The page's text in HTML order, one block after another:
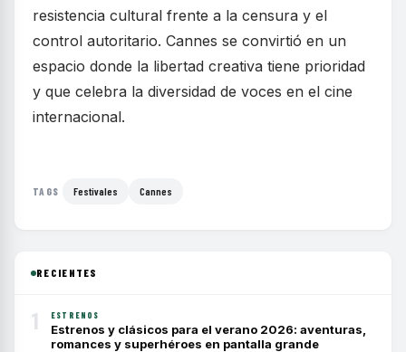
resistencia cultural frente a la censura y el
control autoritario. Cannes se convirtió en un
espacio donde la libertad creativa tiene prioridad
y que celebra la diversidad de voces en el cine
internacional.
TAGS Festivales Cannes
RECIENTES
1 ESTRENOS
Estrenos y clásicos para el verano 2026: aventuras,
romances y superhéroes en pantalla grande